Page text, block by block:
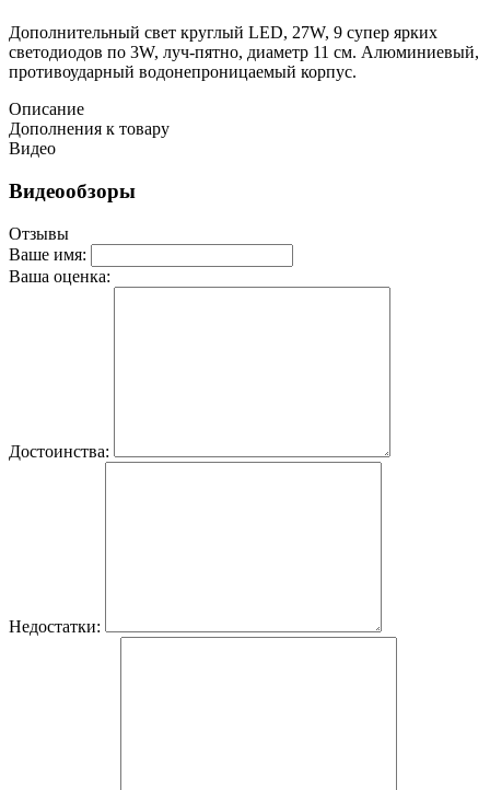
Дополнительный свет круглый LED, 27W, 9 супер ярких
светодиодов по 3W, луч-пятно, диаметр 11 см. Алюминиевый,
противоударный водонепроницаемый корпус.
Описание
Дополнения к товару
Видео
Видеообзоры
Отзывы
Ваше имя:
Ваша оценка:
Достоинства:
Недостатки: